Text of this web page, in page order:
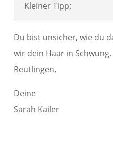
Kleiner Tipp:
Du bist unsicher, wie du
wir dein Haar in
Reutlingen.
Deine
Sarah Kailer